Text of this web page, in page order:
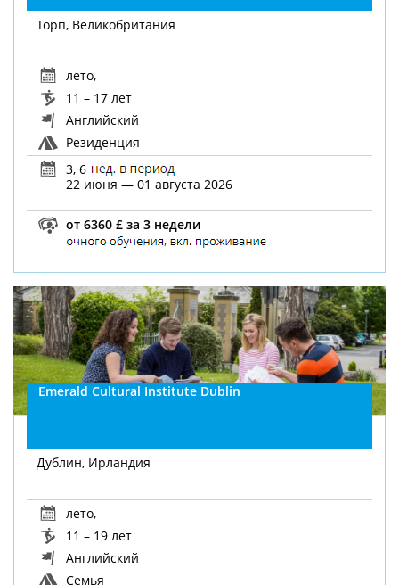
Торп, Великобритания
лето,
11 – 17 лет
Английский
Резиденция
3, 6
22 июня — 01 августа 2026
от 6360 £ за 3 недели
Emerald Cultural Institute Dublin
Дублин, Ирландия
лето,
11 – 19 лет
Английский
Семья